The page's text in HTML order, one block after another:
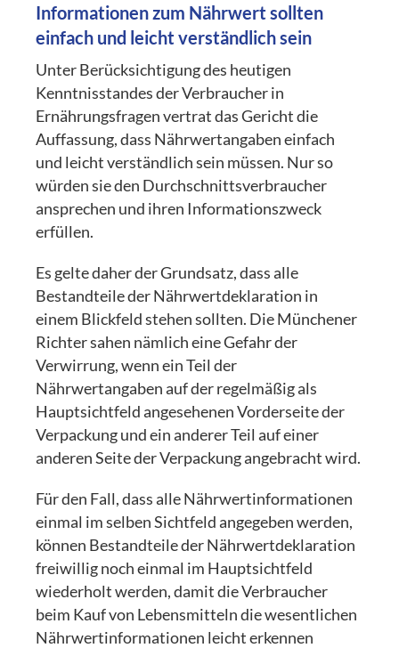
Informationen zum Nährwert sollten
einfach und leicht verständlich sein
Unter Berücksichtigung des heutigen
Kenntnisstandes der Verbraucher in
Ernährungsfragen vertrat das Gericht die
Auffassung, dass Nährwertangaben einfach
und leicht verständlich sein müssen. Nur so
würden sie den Durchschnittsverbraucher
ansprechen und ihren Informationszweck
erfüllen.
Es gelte daher der Grundsatz, dass alle
Bestandteile der Nährwertdeklaration in
einem Blickfeld stehen sollten. Die Münchener
Richter sahen nämlich eine Gefahr der
Verwirrung, wenn ein Teil der
Nährwertangaben auf der regelmäßig als
Hauptsichtfeld angesehenen Vorderseite der
Verpackung und ein anderer Teil auf einer
anderen Seite der Verpackung angebracht wird.
Für den Fall, dass alle Nährwertinformationen
einmal im selben Sichtfeld angegeben werden,
können Bestandteile der Nährwertdeklaration
freiwillig noch einmal im Hauptsichtfeld
wiederholt werden, damit die Verbraucher
beim Kauf von Lebensmitteln die wesentlichen
Nährwertinformationen leicht erkennen